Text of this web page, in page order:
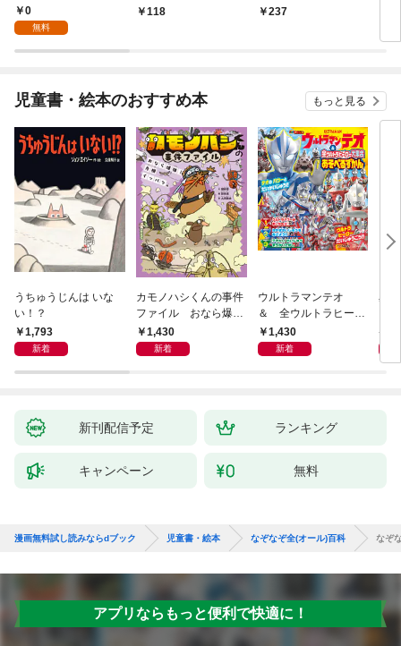
～【単話】（１）
0
無料
話】（１）
118
ンスターのミスコン無
237
児童書・絵本のおすすめ本 もっと見る
うちゅうじんは いな
い！？
1,793
新着
カモノハシくんの事件
ファイル おなら爆
弾！ 危機イッパツ編
1,430
新着
ウルトラマンテオ
＆ 全ウルトラヒーロ
ー大集合 あそべるず
かん
1,430
新着
星
新刊配信予定 ランキング
キャンペーン 無料
漫画無料試し読みならdブック 児童書・絵本 なぞなぞ全(オール)百科 なぞ
アプリならもっと便利で快適に！